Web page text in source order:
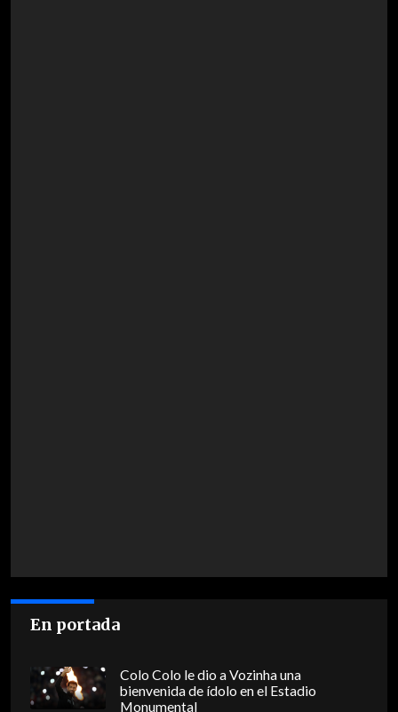
En portada
Colo Colo le dio a Vozinha una
bienvenida de ídolo en el Estadio
Monumental